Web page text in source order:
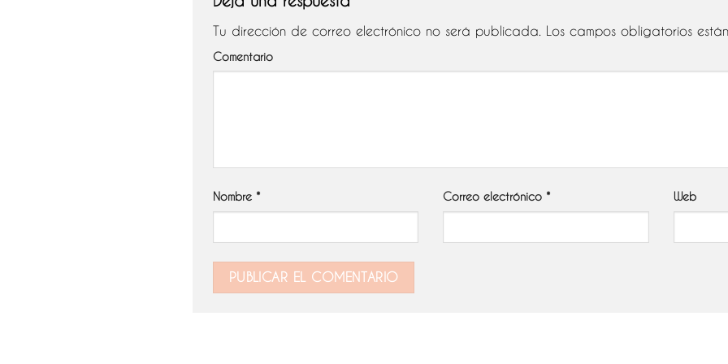
Tu dirección de correo electrónico no será publicada. Los campos obligatorios
Comentario
Nombre * Correo electrónico * Web